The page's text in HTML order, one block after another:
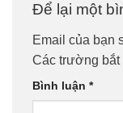
Để lại một
Email của bạn
Các trường
Bình luận *